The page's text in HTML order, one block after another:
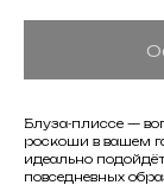
Блуза-плиссе —
роскоши в вашем
идеально
повседневных